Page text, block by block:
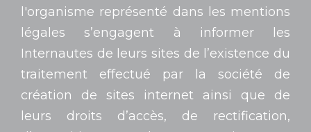
l'organisme représenté dans les mentions
légales s’engagent à informer les
Internautes de leurs sites de l’existence du
traitement effectué par la société de
création de sites internet ainsi que de
leurs droits d’accès, de rectification,